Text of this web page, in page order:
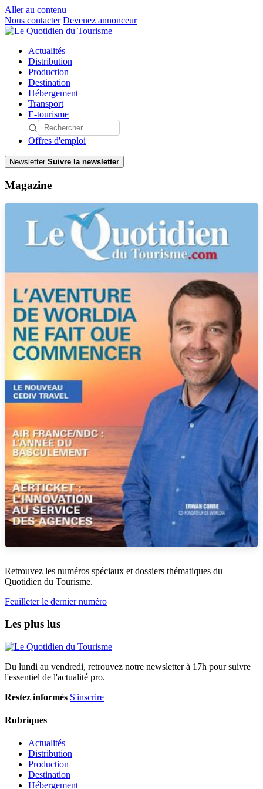
Aller au contenu
Nous contacter Devenez annonceur
Actualités
Distribution
Production
Destination
Hébergement
Transport
E-tourisme
Offres d'emploi
Newsletter Suivre la newsletter
Magazine
Retrouvez les numéros spéciaux et dossiers thématiques du
Quotidien du Tourisme.
Feuilleter le dernier numéro
Les plus lus
Du lundi au vendredi, retrouvez notre newsletter à 17h pour suivre
l'essentiel de l'actualité pro.
Restez informés S'inscrire
Rubriques
Actualités
Distribution
Production
Destination
Hébergement